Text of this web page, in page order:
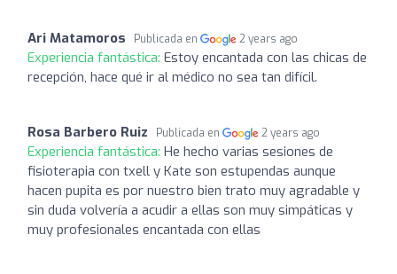
Ari Matamoros Publicada en 2 years ago
Experiencia fantástica: Estoy encantada con las chicas de
recepción, hace qué ir al médico no sea tan difícil.
Rosa Barbero Ruiz Publicada en 2 years ago
Experiencia fantástica: He hecho varias sesiones de
fisioterapia con txell y Kate son estupendas aunque
hacen pupita es por nuestro bien trato muy agradable y
sin duda volvería a acudir a ellas son muy simpáticas y
muy profesionales encantada con ellas